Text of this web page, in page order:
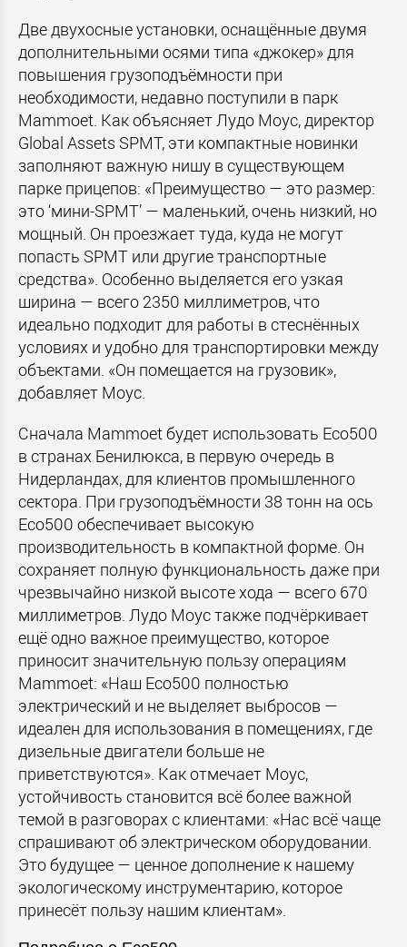
Две двухосные установки, оснащённые двумя
дополнительными осями типа «джокер» для
повышения грузоподъёмности при
необходимости, недавно поступили в парк
Mammoet. Как объясняет Лудо Моус, директор
Global Assets SPMT, эти компактные новинки
заполняют важную нишу в существующем
парке прицепов: «Преимущество — это размер:
это ‘мини-SPMT’ — маленький, очень низкий, но
мощный. Он проезжает туда, куда не могут
попасть SPMT или другие транспортные
средства». Особенно выделяется его узкая
ширина — всего 2350 миллиметров, что
идеально подходит для работы в стеснённых
условиях и удобно для транспортировки между
объектами. «Он помещается на грузовик»,
добавляет Моус.
Сначала Mammoet будет использовать Eco500
в странах Бенилюкса, в первую очередь в
Нидерландах, для клиентов промышленного
сектора. При грузоподъёмности 38 тонн на ось
Eco500 обеспечивает высокую
производительность в компактной форме. Он
сохраняет полную функциональность даже при
чрезвычайно низкой высоте хода — всего 670
миллиметров. Лудо Моус также подчёркивает
ещё одно важное преимущество, которое
приносит значительную пользу операциям
Mammoet: «Наш Eco500 полностью
электрический и не выделяет выбросов —
идеален для использования в помещениях, где
дизельные двигатели больше не
приветствуются». Как отмечает Моус,
устойчивость становится всё более важной
темой в разговорах с клиентами: «Нас всё чаще
спрашивают об электрическом оборудовании.
Это будущее — ценное дополнение к нашему
экологическому инструментарию, которое
принесёт пользу нашим клиентам».